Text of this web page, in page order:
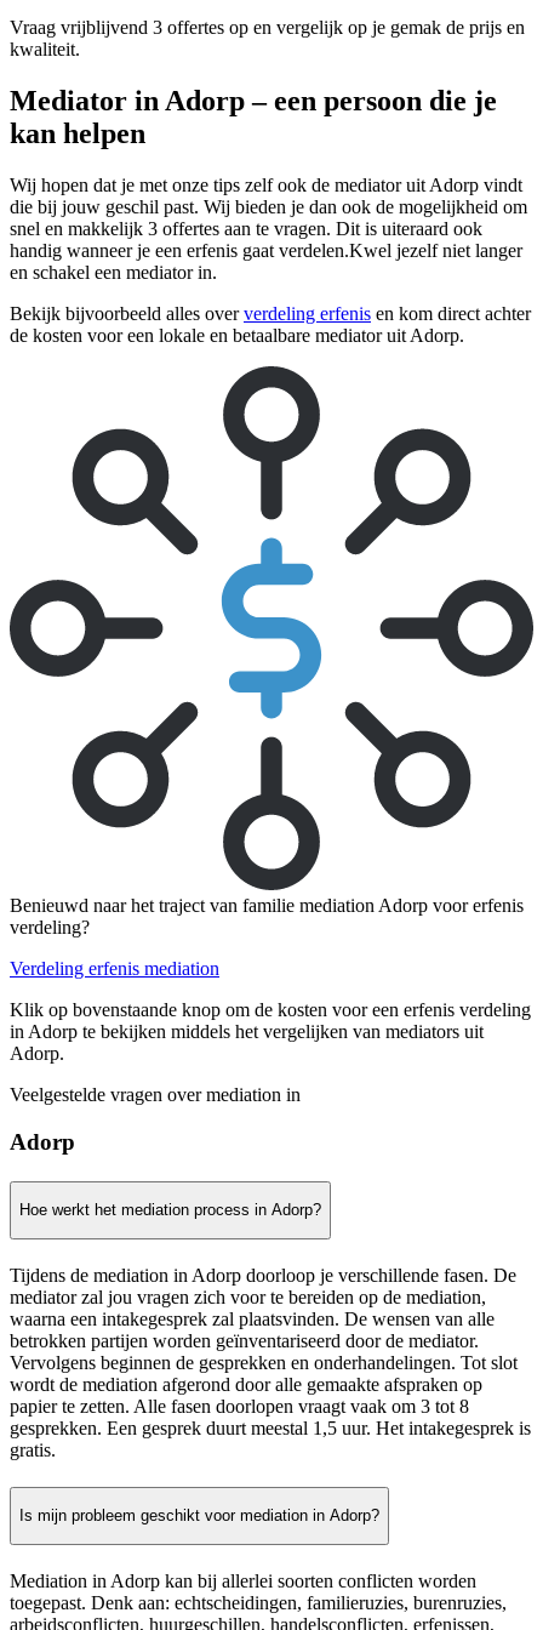
Vraag vrijblijvend 3 offertes op en vergelijk op je gemak de prijs en
kwaliteit.
Mediator in Adorp – een persoon die je
kan helpen
Wij hopen dat je met onze tips zelf ook de mediator uit Adorp vindt
die bij jouw geschil past. Wij bieden je dan ook de mogelijkheid om
snel en makkelijk 3 offertes aan te vragen. Dit is uiteraard ook
handig wanneer je een erfenis gaat verdelen.Kwel jezelf niet langer
en schakel een mediator in.
Bekijk bijvoorbeeld alles oververdeling erfenis en kom direct achter
de kosten voor een lokale en betaalbare mediator uit Adorp.
Benieuwd naar het traject van familie mediation Adorp voor erfenis
verdeling?
Verdeling erfenis mediation
Klik op bovenstaande knop om de kosten voor een erfenis verdeling
in Adorp te bekijken middels het vergelijken van mediators uit
Adorp.
Veelgestelde vragen over mediation in
Adorp
Hoe werkt het mediation process in Adorp?
Tijdens de mediation in Adorp doorloop je verschillende fasen. De
mediator zal jou vragen zich voor te bereiden op de mediation,
waarna een intakegesprek zal plaatsvinden. De wensen van alle
betrokken partijen worden geïnventariseerd door de mediator.
Vervolgens beginnen de gesprekken en onderhandelingen. Tot slot
wordt de mediation afgerond door alle gemaakte afspraken op
papier te zetten. Alle fasen doorlopen vraagt vaak om 3 tot 8
gesprekken. Een gesprek duurt meestal 1,5 uur. Het intakegesprek is
gratis.
Is mijn probleem geschikt voor mediation in Adorp?
Mediation in Adorp kan bij allerlei soorten conflicten worden
toegepast. Denk aan: echtscheidingen, familieruzies, burenruzies,
arbeidsconflicten, huurgeschillen, handelsconflicten, erfenissen,